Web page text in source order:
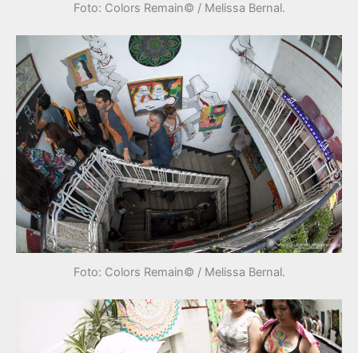
Foto: Colors Remain© / Melissa Bernal.
Foto: Colors Remain© / Melissa Bernal.